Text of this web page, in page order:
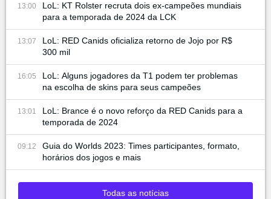
13:00
LoL: KT Rolster recruta dois ex-campeões mundiais
para a temporada de 2024 da LCK
13:07
LoL: RED Canids oficializa retorno de Jojo por R$
300 mil
16:05
LoL: Alguns jogadores da T1 podem ter problemas
na escolha de skins para seus campeões
13:01
LoL: Brance é o novo reforço da RED Canids para a
temporada de 2024
09:12
Guia do Worlds 2023: Times participantes, formato,
horários dos jogos e mais
Todas as notícias